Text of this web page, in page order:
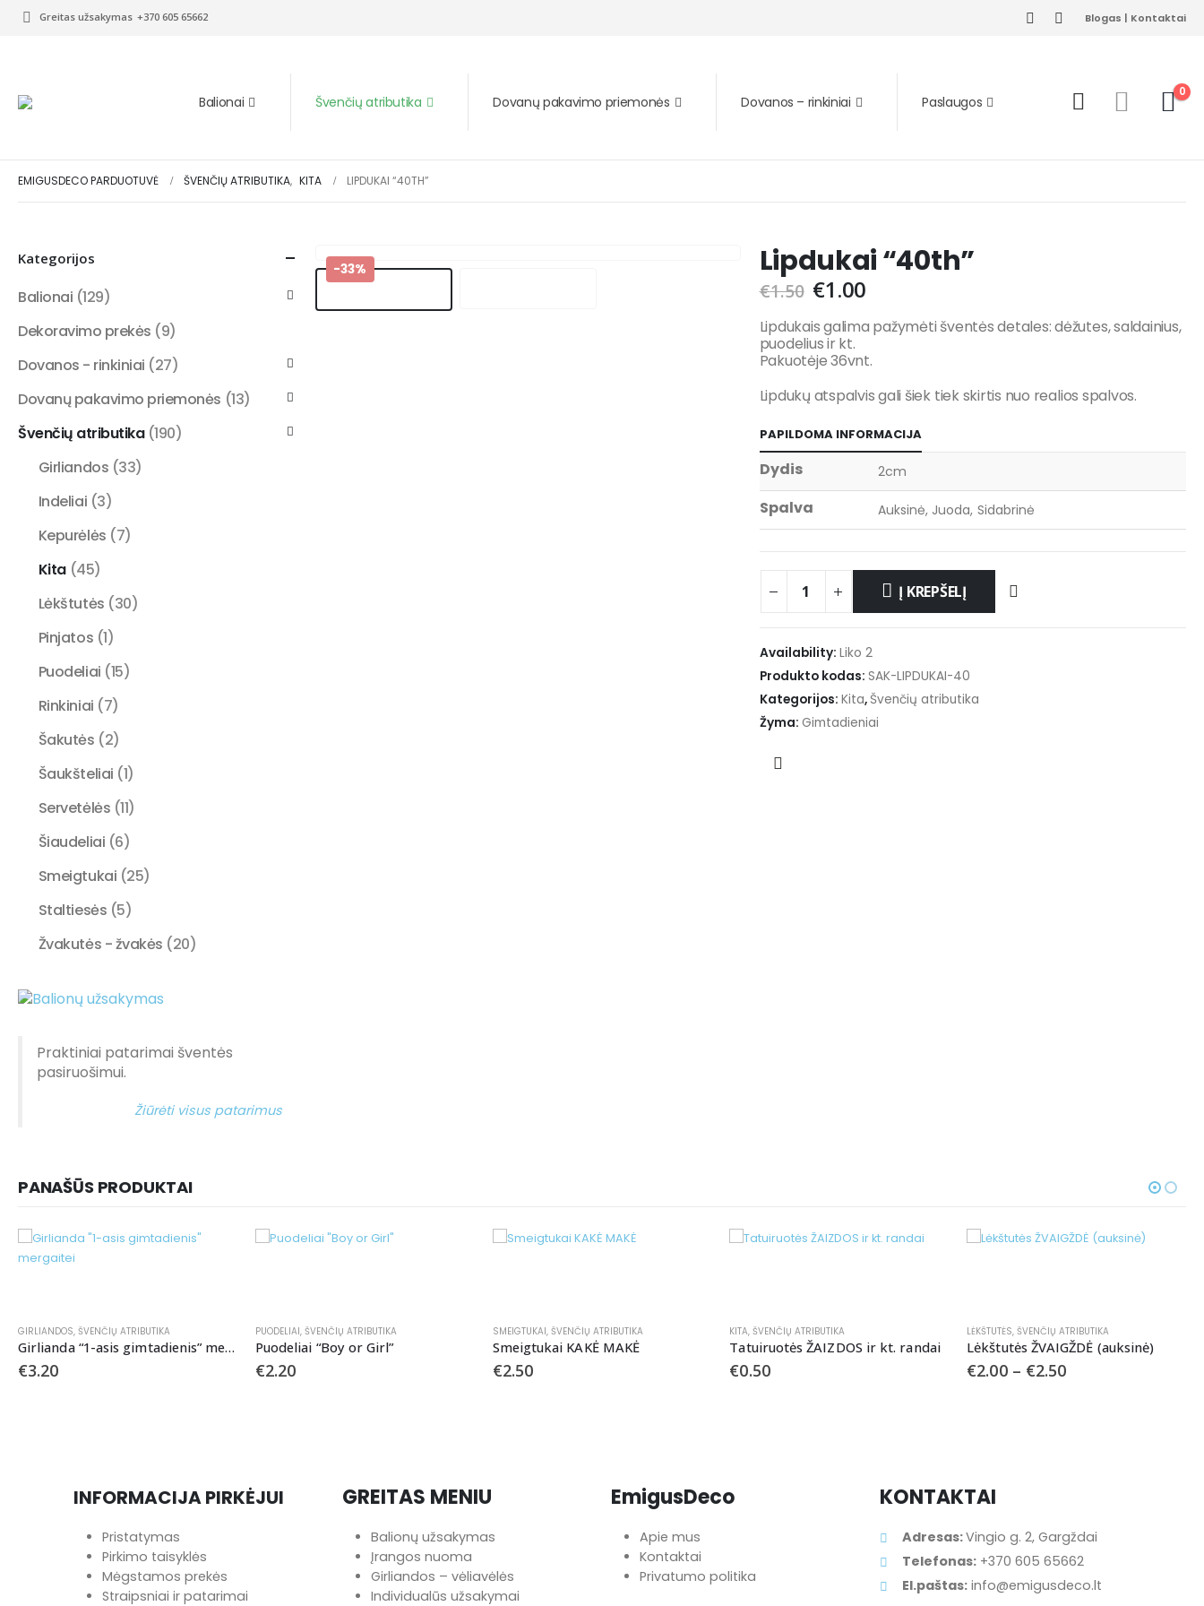
Greitas užsakymas +370 605 65662 Blogas | Kontaktai
Balionai Švenčių atributika Dovanų pakavimo priemonės Dovanos – rinkiniai Paslaugos
0
EMIGUSDECO PARDUOTUVĖ ŠVENČIŲ ATRIBUTIKA, KITA LIPDUKAI “40TH”
-33% Lipdukai “40th”
€1.50 €1.00
Lipdukais galima pažymėti šventės detales: dėžutes, saldainius,
puodelius ir kt.
Pakuotėje 36vnt.
Lipdukų atspalvis gali šiek tiek skirtis nuo realios spalvos.
PAPILDOMA INFORMACIJA
Dydis 2cm
Spalva Auksinė, Juoda, Sidabrinė
Į KREPŠELĮ
Availability: Liko 2
Produkto kodas: SAK-LIPDUKAI-40
Kategorijos: Kita, Švenčių atributika
Žyma: Gimtadieniai
Kategorijos
Balionai (129)
Dekoravimo prekės (9)
Dovanos - rinkiniai (27)
Dovanų pakavimo priemonės (13)
Švenčių atributika (190)
Girliandos (33)
Indeliai (3)
Kepurėlės (7)
Kita (45)
Lėkštutės (30)
Pinjatos (1)
Puodeliai (15)
Rinkiniai (7)
Šakutės (2)
Šaukšteliai (1)
Servetėlės (11)
Šiaudeliai (6)
Smeigtukai (25)
Staltiesės (5)
Žvakutės - žvakės (20)
Praktiniai patarimai šventės
pasiruošimui.
Žiūrėti visus patarimus
PANAŠŪS PRODUKTAI
PUODELIAI,ŠVENČIŲ ATRIBUTIKA
Puodeliai “Boy or Girl”
€2.20
SMEIGTUKAI,ŠVENČIŲ ATRIBUTIKA
Smeigtukai KAKĖ MAKĖ
€2.50
KITA,ŠVENČIŲ ATRIBUTIKA
Tatuiruotės ŽAIZDOS ir kt. randai
€0.50
LĖKŠTUTĖS ,ŠVENČIŲ ATRIBUTIKA
Lėkštutės ŽVAIGŽDĖ (auksinė)
€2.00
Lėkštutės “Raketa”
€3.00
INFORMACIJA PIRKĖJUI GREITAS MENIU EmigusDeco KONTAKTAI